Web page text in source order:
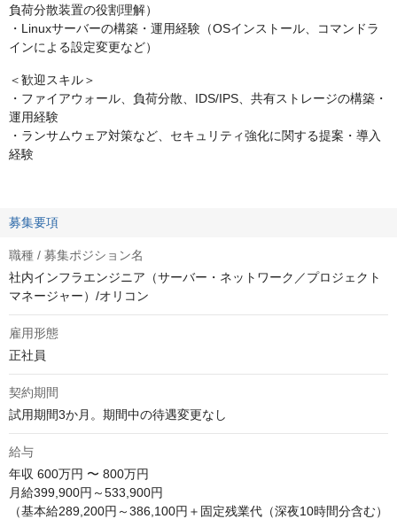
負荷分散装置の役割理解）
・Linuxサーバーの構築・運用経験（OSインストール、コマンドラ
インによる設定変更など）
＜歓迎スキル＞
・ファイアウォール、負荷分散、IDS/IPS、共有ストレージの構築・
運用経験
・ランサムウェア対策など、セキュリティ強化に関する提案・導入
経験
募集要項
職種 / 募集ポジション名
社内インフラエンジニア（サーバー・ネットワーク／プロジェクト
マネージャー）/オリコン
雇用形態
正社員
契約期間
試用期間3か月。期間中の待遇変更なし
給与
年収 600万円 〜 800万円
月給399,900円～533,900円
（基本給289,200円～386,100円＋固定残業代（深夜10時間分含む）